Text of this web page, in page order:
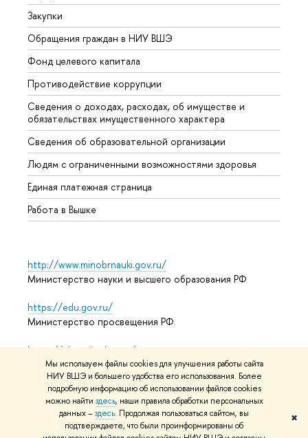
Мы используем файлы cookies для улучшения работы сайта
НИУ ВШЭ и большего удобства его использования. Более
подробную информацию об использовании файлов cookies
можно найти здесь, наши правила обработки персональных
данных –здесь. Продолжая пользоваться сайтом, вы
подтверждаете, что были проинформированы об
✖
Закупки
Обращения граждан в НИУ ВШЭ
Фонд целевого капитала
Противодействие коррупции
Сведения о доходах, расходах, об имуществе и
обязательствах имущественного характера
Сведения об образовательной организации
Людям с ограниченными возможностями здоровья
Единая платежная страница
Работа в Вышке
http://www.minobrnauki.gov.ru/
Министерство науки и высшего образования РФ
https://edu.gov.ru/
Министерство просвещения РФ
https://elearning.hse.ru/mooc
Массовые открытые онлайн-курсы
© НИУ ВШЭ 1993–2026 Адреса и контактыУсловия
использования материаловПолитика конфиденциальности